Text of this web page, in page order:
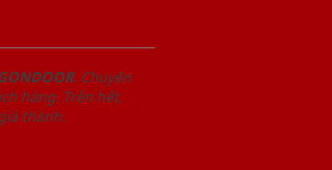
. Chuyên
hàng. Trên hết,
thành.